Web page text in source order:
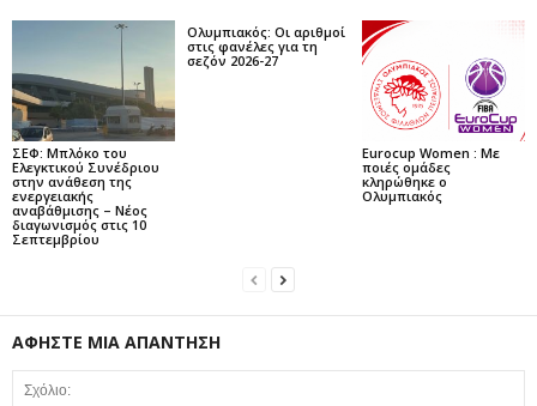
ΣΕΦ: Μπλόκο του
Ελεγκτικού Συνέδριου
στην ανάθεση της
ενεργειακής
αναβάθμισης – Νέος
διαγωνισμός στις 10
Σεπτεμβρίου
Ολυμπιακός: Οι αριθμοί
στις φανέλες για τη
σεζόν 2026-27
Eurocup Women : Με
ποιές ομάδες
κληρώθηκε ο
Ολυμπιακός
ΑΦΗΣΤΕ ΜΙΑ ΑΠΑΝΤΗΣΗ